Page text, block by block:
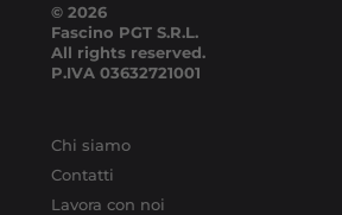
© 2026
Fascino PGT S.R.L.
All rights reserved.
P.IVA 03632721001
Chi siamo
Contatti
Lavora con noi